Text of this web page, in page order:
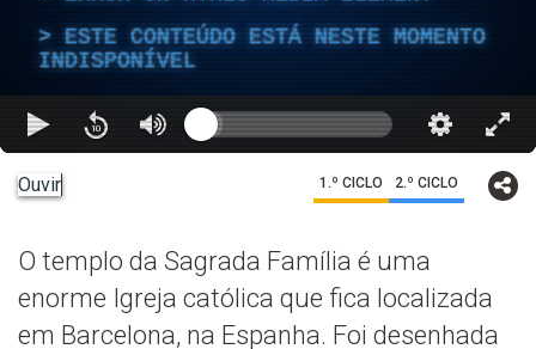
ESTE CONTEÚDO ESTÁ NESTE MOMENTO
INDISPONÍVEL
Ouvir 1.º CICLO 2.º CICLO
O templo da Sagrada Família é uma
enorme Igreja católica que fica localizada
em Barcelona, na Espanha. Foi desenhada